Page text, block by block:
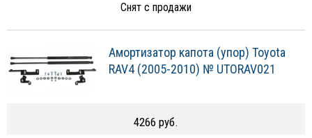
Снят с продажи
Амортизатор капота (упор) Toyota
RAV4 (2005-2010) № UTORAV021
4266 руб.